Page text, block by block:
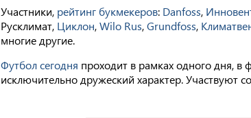
Участники, рейтинг букмекеров: Danfoss,
Русклимат, Циклон,Wilo Rus,Grundfoss,
многие другие.
Футбол сегодня проходит в рамках одного дня, в
исключительно дружеский характер. Участвуют